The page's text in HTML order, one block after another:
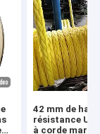
42 mm de
résistance
à corde